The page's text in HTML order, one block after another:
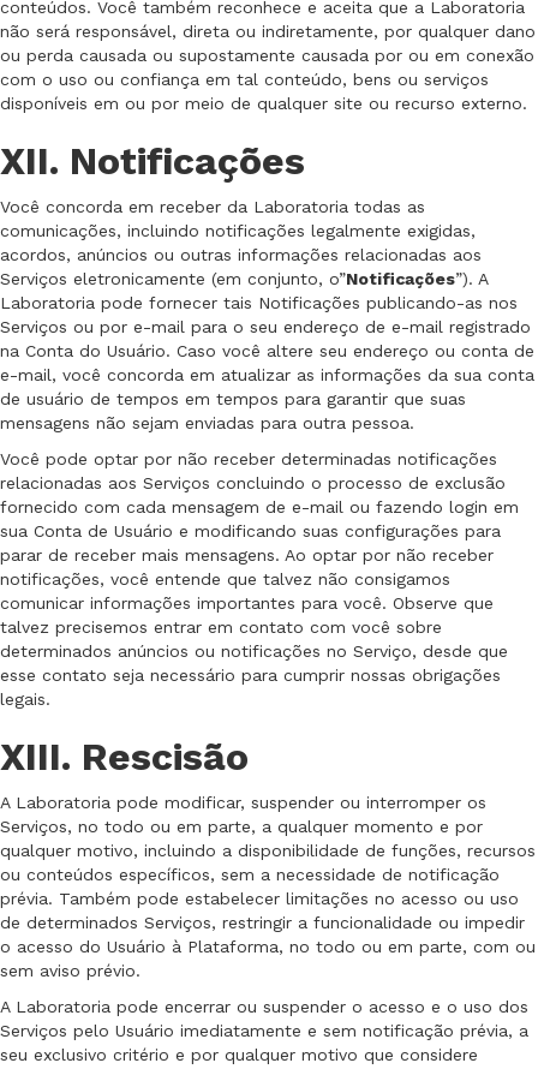
conteúdos. Você também reconhece e aceita que a Laboratoria
não será responsável, direta ou indiretamente, por qualquer dano
ou perda causada ou supostamente causada por ou em conexão
com o uso ou confiança em tal conteúdo, bens ou serviços
disponíveis em ou por meio de qualquer site ou recurso externo.
XII. Notificações
Você concorda em receber da Laboratoria todas as
comunicações, incluindo notificações legalmente exigidas,
acordos, anúncios ou outras informações relacionadas aos
Serviços eletronicamente (em conjunto, o”Notificações”). A
Laboratoria pode fornecer tais Notificações publicando-as nos
Serviços ou por e-mail para o seu endereço de e-mail registrado
na Conta do Usuário. Caso você altere seu endereço ou conta de
e-mail, você concorda em atualizar as informações da sua conta
de usuário de tempos em tempos para garantir que suas
mensagens não sejam enviadas para outra pessoa.
Você pode optar por não receber determinadas notificações
relacionadas aos Serviços concluindo o processo de exclusão
fornecido com cada mensagem de e-mail ou fazendo login em
sua Conta de Usuário e modificando suas configurações para
parar de receber mais mensagens. Ao optar por não receber
notificações, você entende que talvez não consigamos
comunicar informações importantes para você. Observe que
talvez precisemos entrar em contato com você sobre
determinados anúncios ou notificações no Serviço, desde que
esse contato seja necessário para cumprir nossas obrigações
legais.
XIII. Rescisão
A Laboratoria pode modificar, suspender ou interromper os
Serviços, no todo ou em parte, a qualquer momento e por
qualquer motivo, incluindo a disponibilidade de funções, recursos
ou conteúdos específicos, sem a necessidade de notificação
prévia. Também pode estabelecer limitações no acesso ou uso
de determinados Serviços, restringir a funcionalidade ou impedir
o acesso do Usuário à Plataforma, no todo ou em parte, com ou
sem aviso prévio.
A Laboratoria pode encerrar ou suspender o acesso e o uso dos
Serviços pelo Usuário imediatamente e sem notificação prévia, a
seu exclusivo critério e por qualquer motivo que considere